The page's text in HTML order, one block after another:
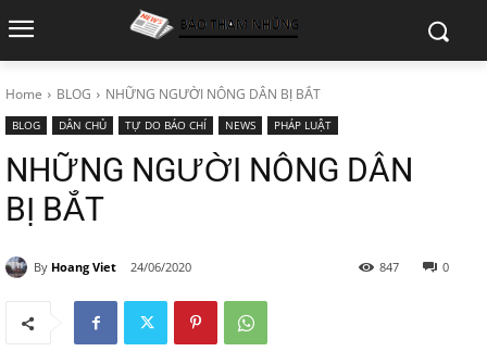
Home BLOG NHỮNG NGƯỜI NÔNG DÂN BỊ BẮT
BLOG DÂN CHỦ TỰ DO BÁO CHÍ NEWS PHÁP LUẬT
NHỮNG NGƯỜI NÔNG DÂN
BỊ BẮT
By Hoang Viet 24/06/2020 0
847